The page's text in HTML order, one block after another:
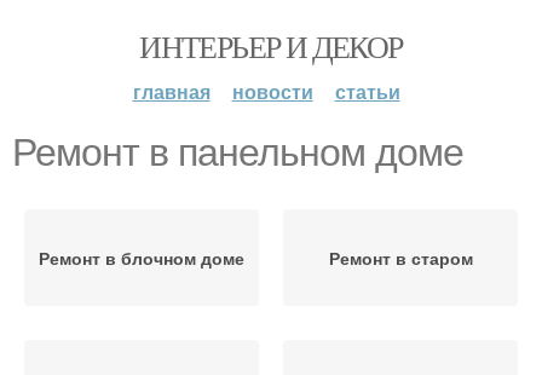
ИНТЕРЬЕР И ДЕКОР
главная новости статьи
Ремонт в панельном доме
Ремонт в блочном доме Ремонт в старом